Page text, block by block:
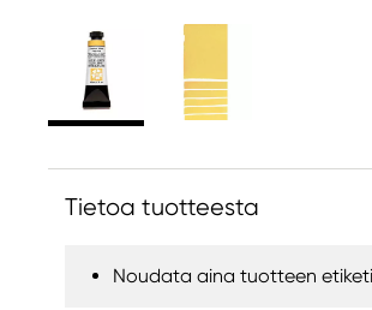
Tietoa tuotteesta
Noudata aina tuotteen